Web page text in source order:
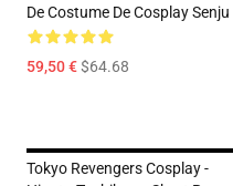
De Costume De Cosplay Senju
59,50 €$64.68
Tokyo Revengers Cosplay -